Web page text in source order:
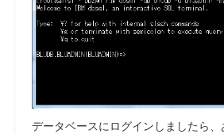
データベースにログインしましたら